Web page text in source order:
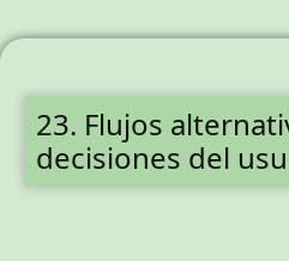
23. Flujos
decisiones del